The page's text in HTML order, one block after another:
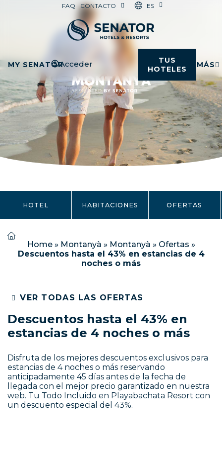
FAQ CONTACTO ES
MY SENATORAcceder
TUS
HOTELES
MÁS
HOTEL HABITACIONES OFERTAS
Home» Montanyà » Montanyà » Ofertas »
Descuentos hasta el 43% en estancias de 4
noches o más
VER TODAS LAS OFERTAS
Descuentos hasta el 43% en
estancias de 4 noches o más
Disfruta de los mejores descuentos exclusivos para
estancias de 4 noches o más reservando
anticipadamente 45 días antes de la fecha de
llegada con el mejor precio garantizado en nuestra
web. Tu Todo Incluido en Playabachata Resort con
un descuento especial del 43%.